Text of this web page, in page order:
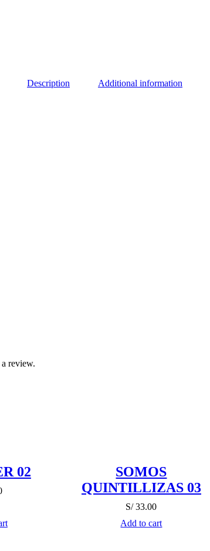
Description Additional information
review.
02
SOMOS
QUINTILLIZAS 03
S/33.00
Add to cart